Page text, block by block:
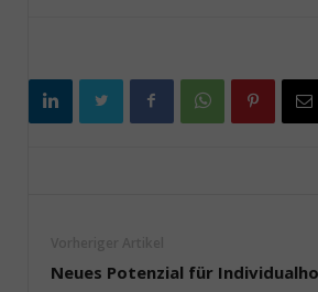
Neues Potenzial für